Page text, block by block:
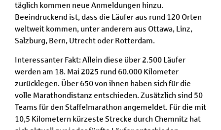
täglich kommen neue Anmeldungen hinzu.
Beeindruckend ist, dass die Läufer aus rund 120 Orten
weltweit kommen, unter anderem aus Ottawa, Linz,
Salzburg, Bern, Utrecht oder Rotterdam.
Interessanter Fakt: Allein diese über 2.500 Läufer
werden am 18. Mai 2025 rund 60.000 Kilometer
zurücklegen. Über 650 von ihnen haben sich für die
volle Marathondistanz entschieden. Zusätzlich sind 50
Teams für den Staffelmarathon angemeldet. Für die mit
10,5 Kilometern kürzeste Strecke durch Chemnitz hat